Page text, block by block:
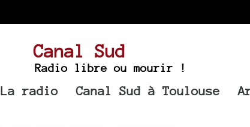
Canal Sud
Radio libre ou mourir !
La radio Canal Sud à Toulouse